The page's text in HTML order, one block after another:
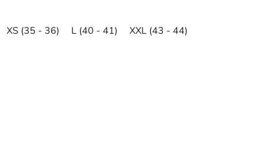
XS (35 - 36) L (40 - 41) XXL (43 - 44)